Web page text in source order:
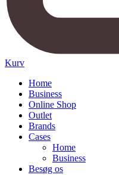
Kurv
Home
Business
Online Shop
Outlet
Brands
Cases
Home
Business
Besøg os